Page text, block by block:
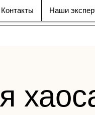
Контакты Наши